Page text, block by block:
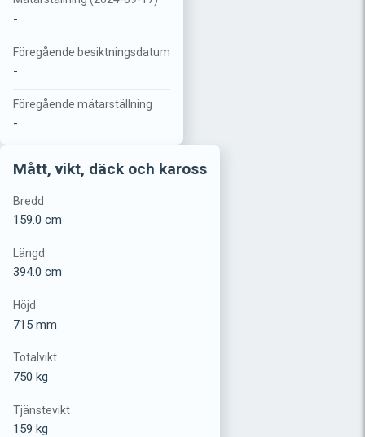
-
Föregående besiktningsdatum
-
Föregående mätarställning
-
Mått, vikt, däck och kaross
Bredd
159.0 cm
Längd
394.0 cm
Höjd
715 mm
Totalvikt
750 kg
Tjänstevikt
159 kg